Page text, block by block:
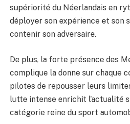
supériorité du Néerlandais en
déployer son expérience et son
contenir son adversaire.
De plus, la forte présence des
complique la donne sur chaque
pilotes de repousser leurs
lutte intense enrichit l’actualité
catégorie reine du sport